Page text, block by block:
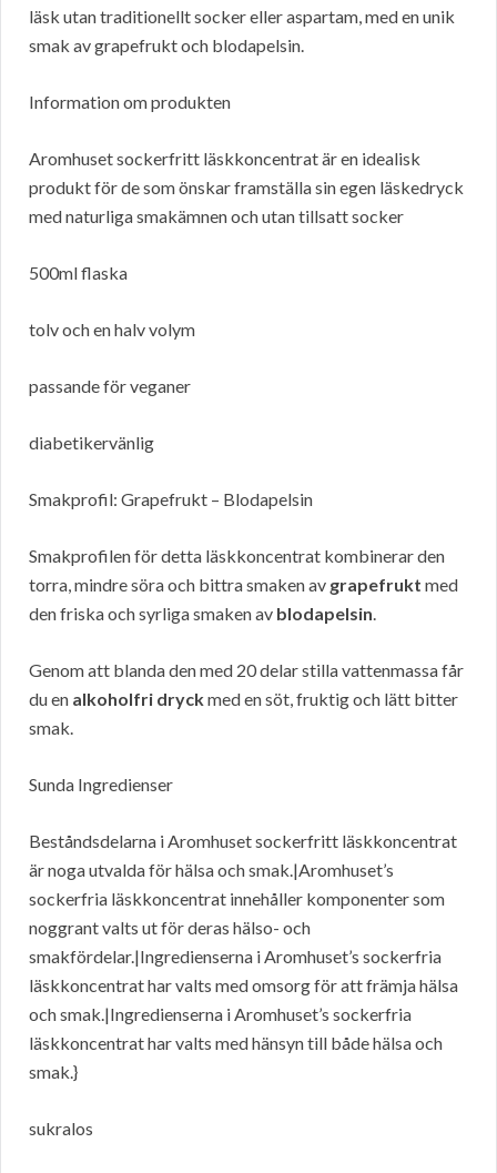
läsk utan traditionellt socker eller aspartam, med en unik
smak av grapefrukt och blodapelsin.
Information om produkten
Aromhuset sockerfritt läskkoncentrat är en idealisk
produkt för de som önskar framställa sin egen läskedryck
med naturliga smakämnen och utan tillsatt socker
500ml flaska
tolv och en halv volym
passande för veganer
diabetikervänlig
Smakprofil: Grapefrukt – Blodapelsin
Smakprofilen för detta läskkoncentrat kombinerar den
torra, mindre söra och bittra smaken av grapefrukt med
den friska och syrliga smaken av blodapelsin.
Genom att blanda den med 20 delar stilla vattenmassa får
du en alkoholfri dryckmed en söt, fruktig och lätt bitter
smak.
Sunda Ingredienser
Beståndsdelarna i Aromhuset sockerfritt läskkoncentrat
är noga utvalda för hälsa och smak.|Aromhuset’s
sockerfria läskkoncentrat innehåller komponenter som
noggrant valts ut för deras hälso- och
smakfördelar.|Ingredienserna i Aromhuset’s sockerfria
läskkoncentrat har valts med omsorg för att främja hälsa
och smak.|Ingredienserna i Aromhuset’s sockerfria
läskkoncentrat har valts med hänsyn till både hälsa och
smak.}
sukralos